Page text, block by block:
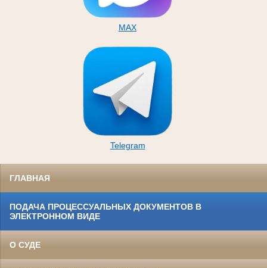
MAX
Telegram
ГЛАВНАЯ
ПОДАЧА ПРОЦЕССУАЛЬНЫХ ДОКУМЕНТОВ В
ЭЛЕКТРОННОМ ВИДЕ
О СУДЕ